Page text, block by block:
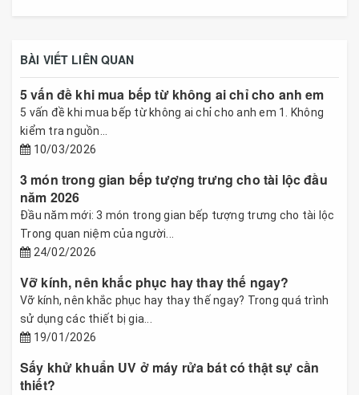
BÀI VIẾT LIÊN QUAN
5 vấn đề khi mua bếp từ không ai chỉ cho anh em
5 vấn đề khi mua bếp từ không ai chỉ cho anh em 1. Không
kiểm tra nguồn...
10/03/2026
3 món trong gian bếp tượng trưng cho tài lộc đầu
năm 2026
Đầu năm mới: 3 món trong gian bếp tượng trưng cho tài lộc
Trong quan niệm của người...
24/02/2026
Vỡ kính, nên khắc phục hay thay thế ngay?
Vỡ kính, nên khắc phục hay thay thế ngay? Trong quá trình
sử dụng các thiết bị gia...
19/01/2026
Sấy khử khuẩn UV ở máy rửa bát có thật sự cần
thiết?